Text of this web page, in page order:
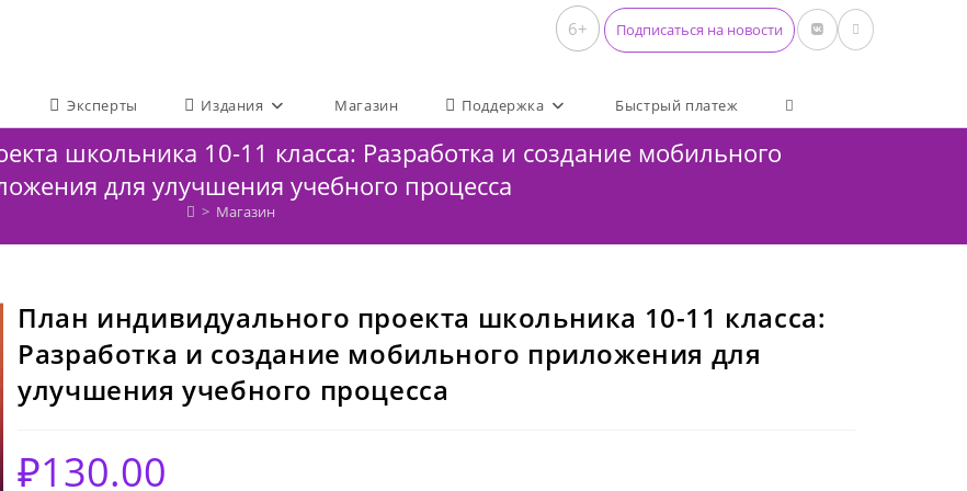
6+ Подписаться на новости
Эксперты Издания Магазин Поддержка Быстрый платеж Переключить поиск по
школьника 10-11 класса: Разработка и создание мобильного
для улучшения учебного процесса
> Магазин
План индивидуального проекта школьника 10-11 класса:
Разработка и создание мобильного приложения для
улучшения учебного процесса
₽130.00